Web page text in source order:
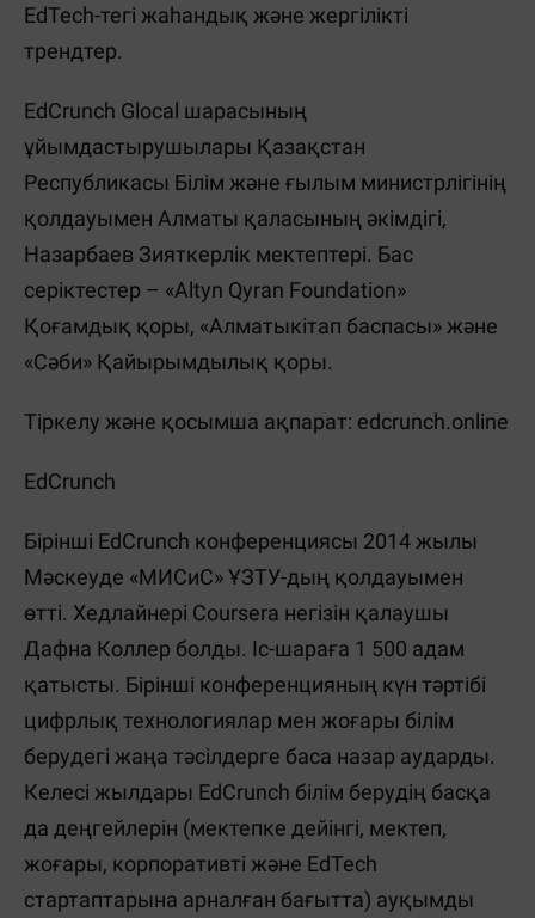
EdTech-тегі жаһандық және жергілікті
трендтер.
EdCrunch Glocal шарасының
ұйымдастырушылары Қазақстан
Республикасы Білім және ғылым министрлігінің
қолдауымен Алматы қаласының әкімдігі,
Назарбаев Зияткерлік мектептері. Бас
серіктестер – «Altyn Qyran Foundation»
Қоғамдық қоры, «Алматыкітап баспасы» және
«Сәби» Қайырымдылық қоры.
Тіркелу және қосымша ақпарат: edcrunch.online
EdCrunch
Бірінші EdCrunch конференциясы 2014 жылы
Мәскеуде «МИСиС» ҰЗТУ-дың қолдауымен
өтті. Хедлайнері Coursera негізін қалаушы
Дафна Коллер болды. Іс-шараға 1 500 адам
қатысты. Бірінші конференцияның күн тәртібі
цифрлық технологиялар мен жоғары білім
берудегі жаңа тәсілдерге баса назар аударды.
Келесі жылдары EdCrunch білім берудің басқа
да деңгейлерін (мектепке дейінгі, мектеп,
жоғары, корпоративті және EdTech
стартаптарына арналған бағытта) ауқымды